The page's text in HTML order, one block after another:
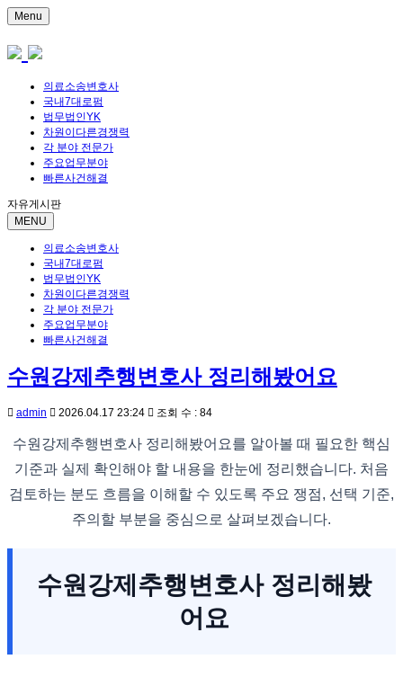
Menu
의료소송변호사
국내7대로펌
법무법인YK
차원이다른경쟁력
각 분야 전문가
주요업무분야
빠른사건해결
자유게시판
MENU
의료소송변호사
국내7대로펌
법무법인YK
차원이다른경쟁력
각 분야 전문가
주요업무분야
빠른사건해결
수원강제추행변호사 정리해봤어요
admin 2026.04.17 23:24 조회 수 : 84
수원강제추행변호사 정리해봤어요를 알아볼 때 필요한 핵심
기준과 실제 확인해야 할 내용을 한눈에 정리했습니다. 처음
검토하는 분도 흐름을 이해할 수 있도록 주요 쟁점, 선택 기준,
주의할 부분을 중심으로 살펴보겠습니다.
수원강제추행변호사 정리해봤
어요